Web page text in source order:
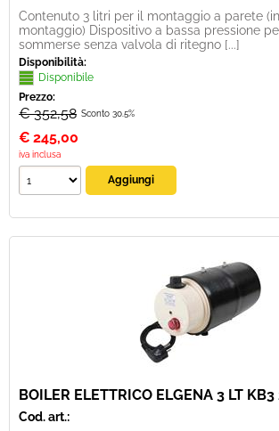
Contenuto 3 litri per il montaggio a parete
montaggio) Dispositivo a bassa pressione
sommerse senza valvola di ritegno [...]
Disponibilità:
Disponibile
Prezzo:
€ 352,58 Sconto 30.5%
€ 245,00
iva inclusa
BOILER ELETTRICO ELGENA 3 LT
Cod. art.: